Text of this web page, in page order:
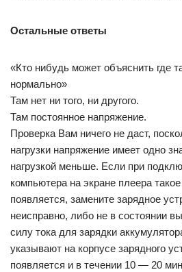
Остальные ответы
«Кто нибудь может объяснить где
нормально»
Там нет ни того, ни другого.
Там постоянное напряжение.
Проверка Вам ничего не даст,
нагрузки напряжение имеет одно
нагрузкой меньше. Если при
компьютера на экране плеера
появляется, замените зарядное
неисправно, либо не в состоянии
силу тока для зарядки
указывают на корпусе зарядного
появляется и в течении 10 — 20